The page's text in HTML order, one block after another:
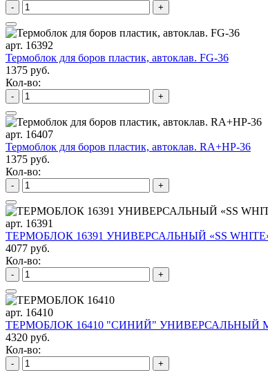
- +
арт. 16392
Термоблок для боров пластик, автоклав. FG-36
1375 руб.
Кол-во:
- +
арт. 16407
Термоблок для боров пластик, автоклав. RA+HP-36
1375 руб.
Кол-во:
- +
арт. 16391
ТЕРМОБЛОК 16391 УНИВЕРСАЛЬНЫЙ «SS
4077 руб.
Кол-во:
- +
арт. 16410
ТЕРМОБЛОК 16410 "СИНИЙ" УНИВЕРСАЛЬНЫЙ
4320 руб.
Кол-во:
- +